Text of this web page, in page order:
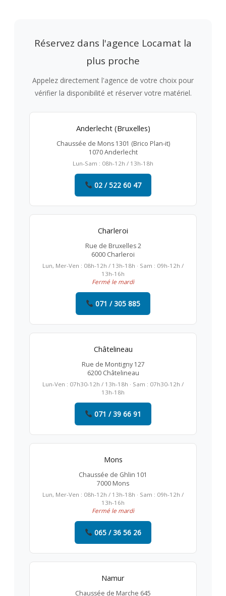
Réservez dans l'agence Locamat la
plus proche
Appelez directement l'agence de votre choix pour
vérifier la disponibilité et réserver votre matériel.
Anderlecht (Bruxelles)
Chaussée de Mons 1301 (Brico Plan-it)
1070 Anderlecht
Lun-Sam : 08h-12h / 13h-18h
02 / 522 60 47
Charleroi
Rue de Bruxelles 2
6000 Charleroi
Lun, Mer-Ven : 08h-12h / 13h-18h · Sam : 09h-12h /
13h-16h
Fermé le mardi
071 / 305 885
Châtelineau
Rue de Montigny 127
6200 Châtelineau
Lun-Ven : 07h30-12h / 13h-18h · Sam : 07h30-12h /
13h-18h
071 / 39 66 91
Mons
Chaussée de Ghlin 101
7000 Mons
Lun, Mer-Ven : 08h-12h / 13h-18h · Sam : 09h-12h /
13h-16h
Fermé le mardi
065 / 36 56 26
Namur
Chaussée de Marche 645